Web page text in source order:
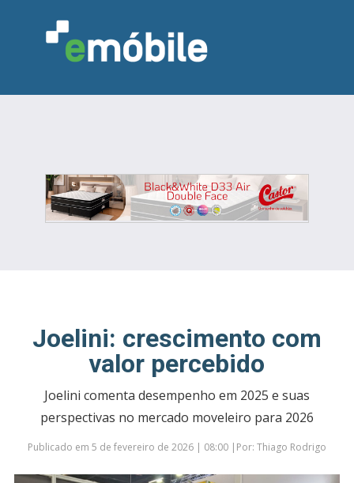
INDÚSTRIA MARCENARIA
DESIGN & DECORAÇÃO
INDICADORES
FEIRAS NOTÍCIAS
Joelini: crescimento com
valor percebido
Joelini comenta desempenho em 2025 e suas
perspectivas no mercado moveleiro para 2026
Publicado em 5 de fevereiro de 2026 | 08:00 |Por: Thiago Rodrigo